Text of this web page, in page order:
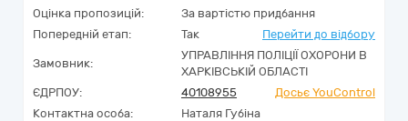
Оцінка пропозицій:
За вартістю придбання
Попередній етап:
Так Перейти до відбору
Замовник:
УПРАВЛІННЯ ПОЛІЦІЇ ОХОРОНИ В
ХАРКІВСЬКІЙ ОБЛАСТІ
ЄДРПОУ:
40108955
Досьє YouControl
Контактна особа:
Наталя Губіна